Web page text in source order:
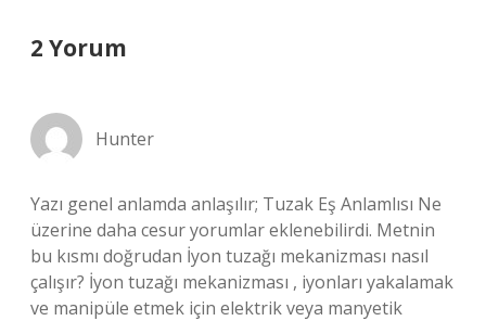
2 Yorum
Hunter
Yazı genel anlamda anlaşılır; Tuzak Eş Anlamlısı Ne
üzerine daha cesur yorumlar eklenebilirdi. Metnin
bu kısmı doğrudan İyon tuzağı mekanizması nasıl
çalışır? İyon tuzağı mekanizması , iyonları yakalamak
ve manipüle etmek için elektrik veya manyetik